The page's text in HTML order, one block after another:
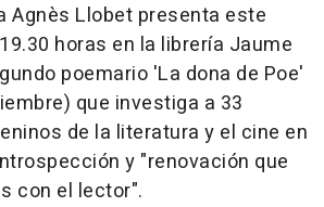
Agnès Llobet presenta este
horas en la librería Jaume
poemario 'La dona de Poe'
que investiga a 33
de la literatura y el cine en
y "renovación que
con el lector".